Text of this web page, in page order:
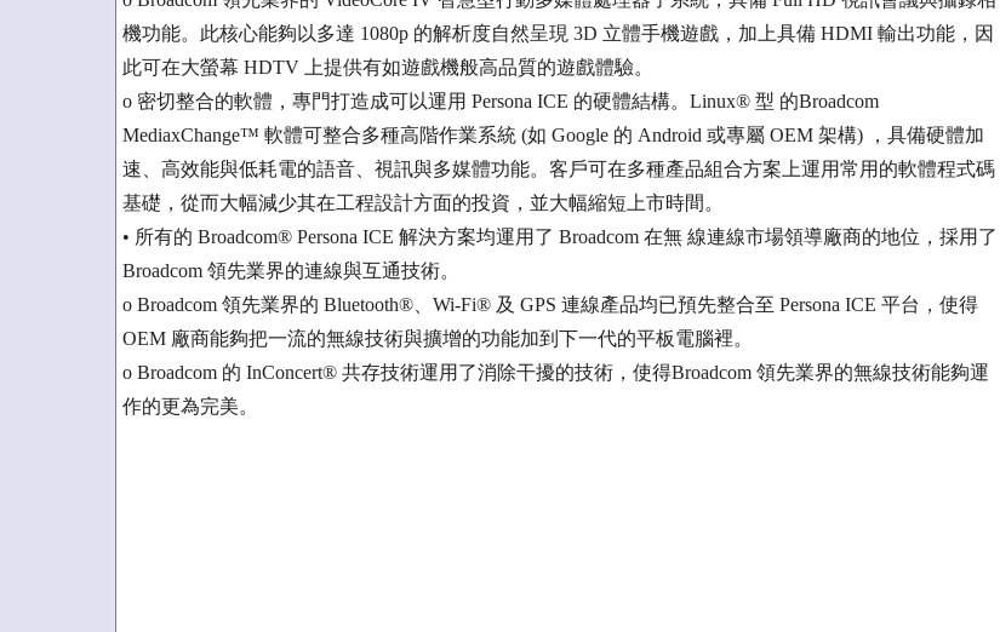
機功能。此核心能夠以多達 1080p 的解析度自然呈現 3D 立體手機遊戲，加上具備 HDMI 輸出功能，因
此可在大螢幕 HDTV 上提供有如遊戲機般高品質的遊戲體驗。
o 密切整合的軟體，專門打造成可以運用 Persona ICE 的硬體結構。Linux® 型 的Broadcom
MediaxChange™ 軟體可整合多種高階作業系統 (如 Google 的 Android 或專屬 OEM 架構) ，具備硬體加
速、高效能與低耗電的語音、視訊與多媒體功能。客戶可在多種產品組合方案上運用常用的軟體程式碼
基礎，從而大幅減少其在工程設計方面的投資，並大幅縮短上市時間。
• 所有的 Broadcom® Persona ICE 解決方案均運用了 Broadcom 在無 線連線市場領導廠商的地位，採用了
Broadcom 領先業界的連線與互通技術。
o Broadcom 領先業界的 Bluetooth®、Wi-Fi® 及 GPS 連線產品均已預先整合至 Persona ICE 平台，使得
OEM 廠商能夠把一流的無線技術與擴增的功能加到下一代的平板電腦裡。
o Broadcom 的 InConcert® 共存技術運用了消除干擾的技術，使得Broadcom 領先業界的無線技術能夠運
作的更為完美。